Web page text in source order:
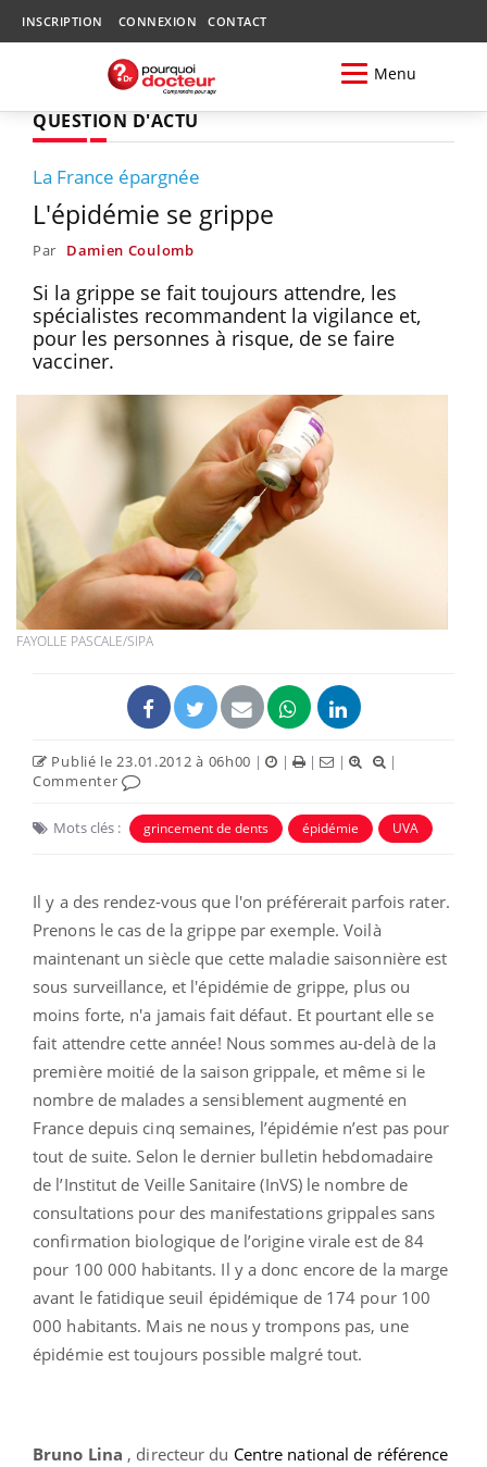
INSCRIPTION CONNEXION CONTACT
Menu
QUESTION D'ACTU
La France épargnée
L'épidémie se grippe
Par Damien Coulomb
Si la grippe se fait toujours attendre, les
spécialistes recommandent la vigilance et,
pour les personnes à risque, de se faire
vacciner.
FAYOLLE PASCALE/SIPA
Publié le 23.01.2012 à 06h00 | | | |
|
Commenter
Mots clés : grincement de dents épidémie UVA
Il y a des rendez-vous que l'on préférerait parfois rater.
Prenons le cas de la grippe par exemple. Voilà
maintenant un siècle que cette maladie saisonnière est
sous surveillance, et l'épidémie de grippe, plus ou
moins forte, n'a jamais fait défaut. Et pourtant elle se
fait attendre cette année! Nous sommes au-delà de la
première moitié de la saison grippale, et même si le
nombre de malades a sensiblement augmenté en
France depuis cinq semaines, l’épidémie n’est pas pour
tout de suite. Selon le dernier bulletin hebdomadaire
de l’Institut de Veille Sanitaire (InVS) le nombre de
consultations pour des manifestations grippales sans
confirmation biologique de l’origine virale est de 84
pour 100 000 habitants. Il y a donc encore de la marge
avant le fatidique seuil épidémique de 174 pour 100
000 habitants. Mais ne nous y trompons pas, une
épidémie est toujours possible malgré tout.
Bruno Lina , directeur du Centre national de référence